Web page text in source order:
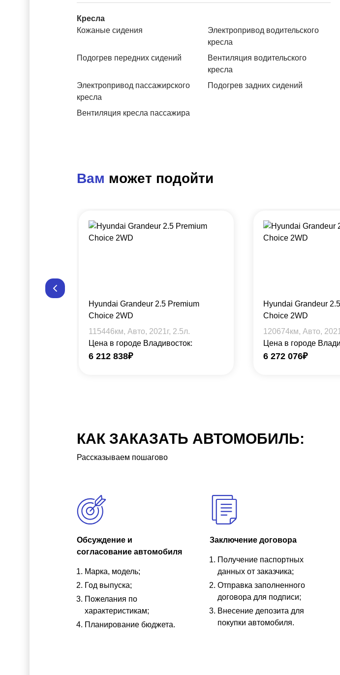
Кресла
Кожаные сидения
Электропривод водительского
кресла
Подогрев передних сидений
Вентиляция водительского
кресла
Электропривод пассажирского
кресла
Подогрев задних сидений
Вентиляция кресла пассажира
Вам может подойти
Hyundai Grandeur 2.5 Premium
Choice 2WD
115446км, Авто, 2021 г, 2.5л.
Цена в городе Владивосток:
6 212 838₽
Hyundai Grandeur
Choice 2WD
120674км, Авто, 2021
Цена в городе
6 272 076₽
КАК ЗАКАЗАТЬ АВТОМОБИЛЬ:
Рассказываем пошагово
Обсуждение и
согласование автомобиля
Марка, модель;
Год выпуска;
Пожелания по
характеристикам;
Планирование бюджета.
Заключение договора
Получение паспортных
данных от заказчика;
Отправка заполненного
договора для подписи;
Внесение депозита для
покупки автомобиля.